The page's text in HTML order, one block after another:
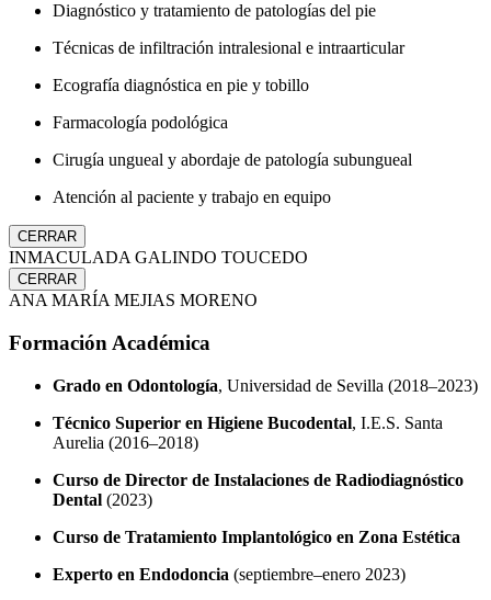
Diagnóstico y tratamiento de patologías del pie
Técnicas de infiltración intralesional e intraarticular
Ecografía diagnóstica en pie y tobillo
Farmacología podológica
Cirugía ungueal y abordaje de patología subungueal
Atención al paciente y trabajo en equipo
CERRAR
INMACULADA GALINDO TOUCEDO
CERRAR
ANA MARÍA MEJIAS MORENO
Formación Académica
Grado en Odontología, Universidad de Sevilla (2018–2023)
Técnico Superior en Higiene Bucodental, I.E.S. Santa
Aurelia (2016–2018)
Curso de Director de Instalaciones de Radiodiagnóstico
Dental (2023)
Curso de Tratamiento Implantológico en Zona Estética
Experto en Endodoncia (septiembre–enero 2023)